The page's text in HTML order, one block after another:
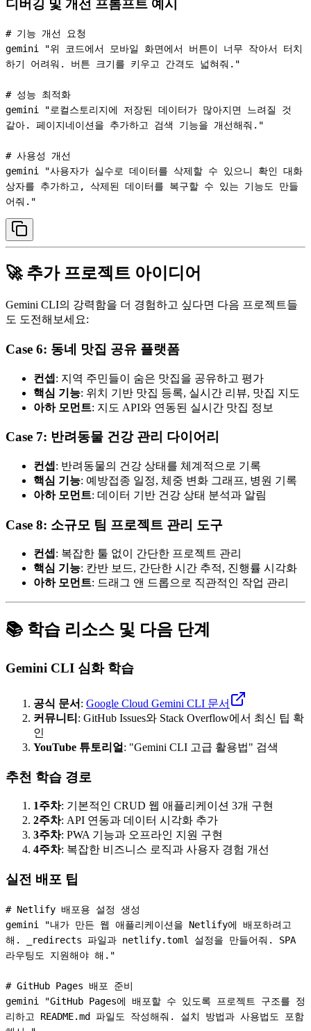
디버깅 및 개선 프롬프트 예시
# 기능 개선 요청
gemini "위 코드에서 모바일 화면에서 버튼이 너무 작아서 터치
하기 어려워. 버튼 크기를 키우고 간격도 넓혀줘."
# 성능 최적화
gemini "로컬스토리지에 저장된 데이터가 많아지면 느려질 것
같아. 페이지네이션을 추가하고 검색 기능을 개선해줘."
# 사용성 개선
gemini "사용자가 실수로 데이터를 삭제할 수 있으니 확인 대화
상자를 추가하고, 삭제된 데이터를 복구할 수 있는 기능도 만들
🚀 추가 프로젝트 아이디어
Gemini CLI의 강력함을 더 경험하고 싶다면 다음 프로젝트들
도 도전해보세요:
Case 6: 동네 맛집 공유 플랫폼
컨셉 : 지역 주민들이 숨은 맛집을 공유하고 평가
핵심 기능: 위치 기반 맛집 등록, 실시간 리뷰, 맛집 지도
아하 모먼트: 지도 API와 연동된 실시간 맛집 정보
Case 7: 반려동물 건강 관리 다이어리
컨셉 : 반려동물의 건강 상태를 체계적으로 기록
핵심 기능: 예방접종 일정, 체중 변화 그래프, 병원 기록
아하 모먼트: 데이터 기반 건강 상태 분석과 알림
Case 8: 소규모 팀 프로젝트 관리 도구
컨셉 : 복잡한 툴 없이 간단한 프로젝트 관리
핵심 기능: 칸반 보드, 간단한 시간 추적, 진행률 시각화
아하 모먼트: 드래그 앤 드롭으로 직관적인 작업 관리
📚 학습 리소스 및 다음 단계
Gemini CLI 심화 학습
공식 문서 : Google Cloud Gemini CLI 문서
커뮤니티 : GitHub Issues와 Stack Overflow에서 최신 팁 확
인
YouTube 튜토리얼 : "Gemini CLI 고급 활용법" 검색
추천 학습 경로
1주차: 기본적인 CRUD 웹 애플리케이션 3개 구현
2주차: API 연동과 데이터 시각화 추가
3주차: PWA 기능과 오프라인 지원 구현
4주차: 복잡한 비즈니스 로직과 사용자 경험 개선
실전 배포 팁
# Netlify 배포용 설정 생성
gemini "내가 만든 웹 애플리케이션을 Netlify에 배포하려고
해. _redirects 파일과 netlify.toml 설정을 만들어줘. SPA
라우팅도 지원해야 해."
# GitHub Pages 배포 준비
gemini "GitHub Pages에 배포할 수 있도록 프로젝트 구조를 정
리하고 README.md 파일도 작성해줘. 설치 방법과 사용법도 포함